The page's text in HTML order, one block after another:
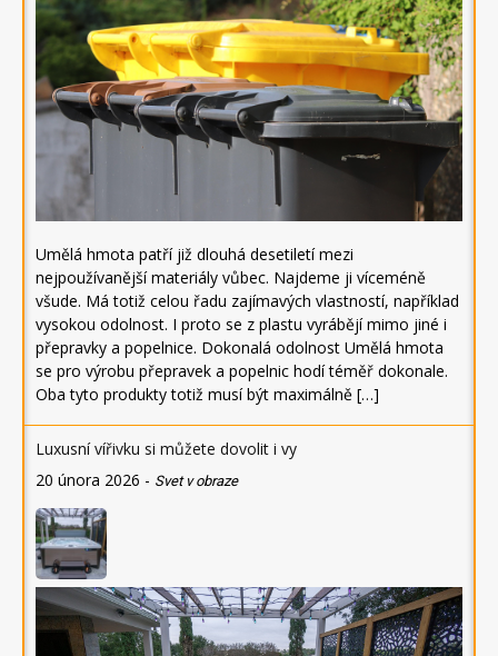
Umělá hmota patří již dlouhá desetiletí mezi
nejpoužívanější materiály vůbec. Najdeme ji víceméně
všude. Má totiž celou řadu zajímavých vlastností, například
vysokou odolnost. I proto se z plastu vyrábějí mimo jiné i
přepravky a popelnice. Dokonalá odolnost Umělá hmota
se pro výrobu přepravek a popelnic hodí téměř dokonale.
Oba tyto produkty totiž musí být maximálně […]
Luxusní vířivku si můžete dovolit i vy
20 února 2026 - Svet v obraze